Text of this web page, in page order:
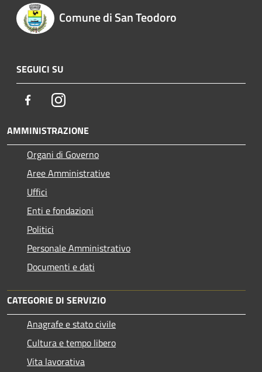
Comune di San Teodoro
SEGUICI SU
FacebookInstagram
AMMINISTRAZIONE
Organi di Governo
Aree Amministrative
Uffici
Enti e fondazioni
Politici
Personale Amministrativo
Documenti e dati
CATEGORIE DI SERVIZIO
Anagrafe e stato civile
Cultura e tempo libero
Vita lavorativa